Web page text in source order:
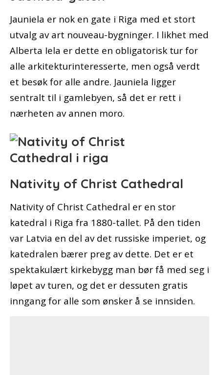
Jauniela er nok en gate i Riga med et stort
utvalg av art nouveau-bygninger. I likhet med
Alberta Iela er dette en obligatorisk tur for
alle arkitekturinteresserte, men også verdt
et besøk for alle andre. Jauniela ligger
sentralt til i gamlebyen, så det er rett i
nærheten av annen moro.
Nativity of Christ Cathedral
Nativity of Christ Cathedral er en stor
katedral i Riga fra 1880-tallet. På den tiden
var Latvia en del av det russiske imperiet, og
katedralen bærer preg av dette. Det er et
spektakulært kirkebygg man bør få med seg i
løpet av turen, og det er dessuten gratis
inngang for alle som ønsker å se innsiden.